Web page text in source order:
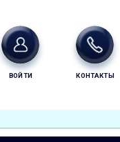
ВОЙТИ КОНТАКТЫ